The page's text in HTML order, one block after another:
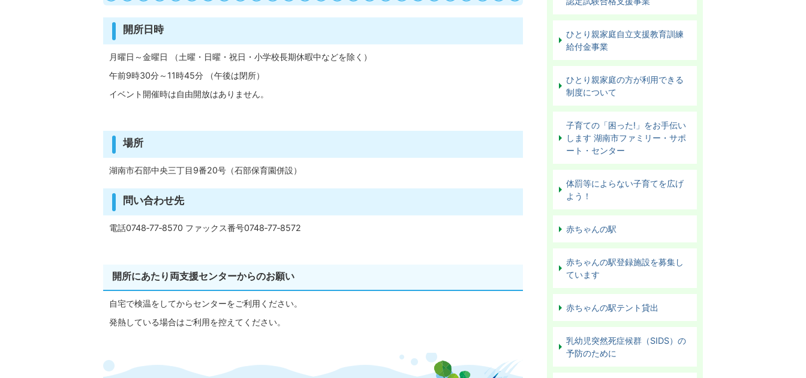
開所日時
月曜日～金曜日 （土曜・日曜・祝日・小学校長期休暇中などを除く）
午前9時30分～11時45分 （午後は閉所）
イベント開催時は自由開放はありません。
場所
湖南市石部中央三丁目9番20号（石部保育園併設）
問い合わせ先
電話0748‐77‐8570 ファックス番号0748‐77‐8572
開所にあたり両支援センターからのお願い
自宅で検温をしてからセンターをご利用ください。
発熱している場合はご利用を控えてください。
ひとり親家庭自立支援教育訓練
給付金事業
ひとり親家庭の方が利用できる
制度について
子育ての「困った!」をお手伝い
します 湖南市ファミリー・サポ
ート・センター
体罰等によらない子育てを広げ
よう！
赤ちゃんの駅
赤ちゃんの駅登録施設を募集し
ています
赤ちゃんの駅テント貸出
乳幼児突然死症候群（SIDS）の
予防のために